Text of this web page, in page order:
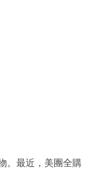
。最近，美團全購